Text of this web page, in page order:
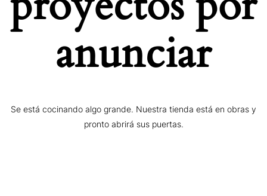
anunciar
Se está cocinando algo grande. Nuestra tienda está en obras y
pronto abrirá sus puertas.